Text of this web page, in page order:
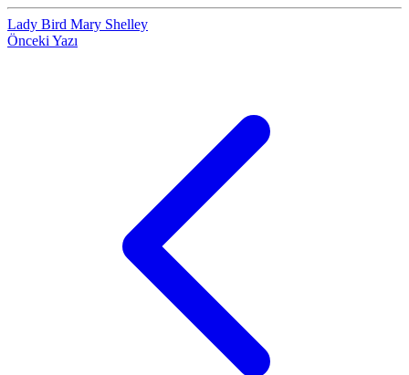
Lady Bird Mary Shelley
Önceki Yazı